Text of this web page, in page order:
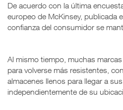
De acuerdo con la última
europeo de McKinsey, publicada
confianza del consumidor se
Al mismo tiempo, muchas
para volverse más resistentes,
almacenes llenos para llegar a
independientemente de su